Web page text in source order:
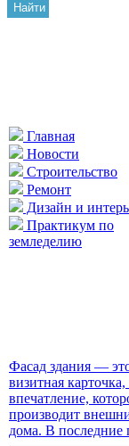
Найти
Главная
Новости
Строительство
Ремонт
Дизайн и
Практикум по
земледелию
Фасад здания —
визитная
впечатление,
производит
дома. В последние